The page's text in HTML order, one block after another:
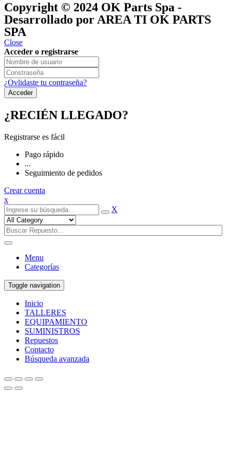
Copyright © 2024 OK Parts Spa -
Desarrollado por AREA TI OK PARTS
SPA
Close
Acceder o registrarse
¿Ovlidaste tu contraseña?
¿RECIÉN LLEGADO?
Registrarse es fácil
Pago rápido
...
Seguimiento de pedidos
Crear cuenta
x
X
Menu
Categorías
Toggle navigation
Inicio
TALLERES
EQUIPAMIENTO
SUMINISTROS
Repuestos
Contacto
Búsqueda avanzada